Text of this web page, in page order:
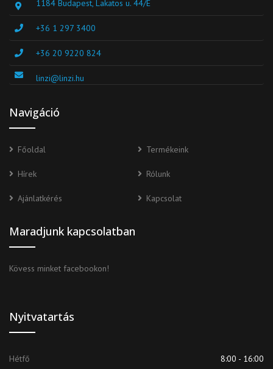
1184 Budapest, Lakatos u. 44/E
+36 1 297 3400
+36 20 9220 824
linzi@linzi.hu
Navigáció
Főoldal Termékeink
Hírek Rólunk
Ajánlatkérés Kapcsolat
Maradjunk kapcsolatban
Kövess minket facebookon!
Nyitvatartás
Hétfő 8:00 - 16:00